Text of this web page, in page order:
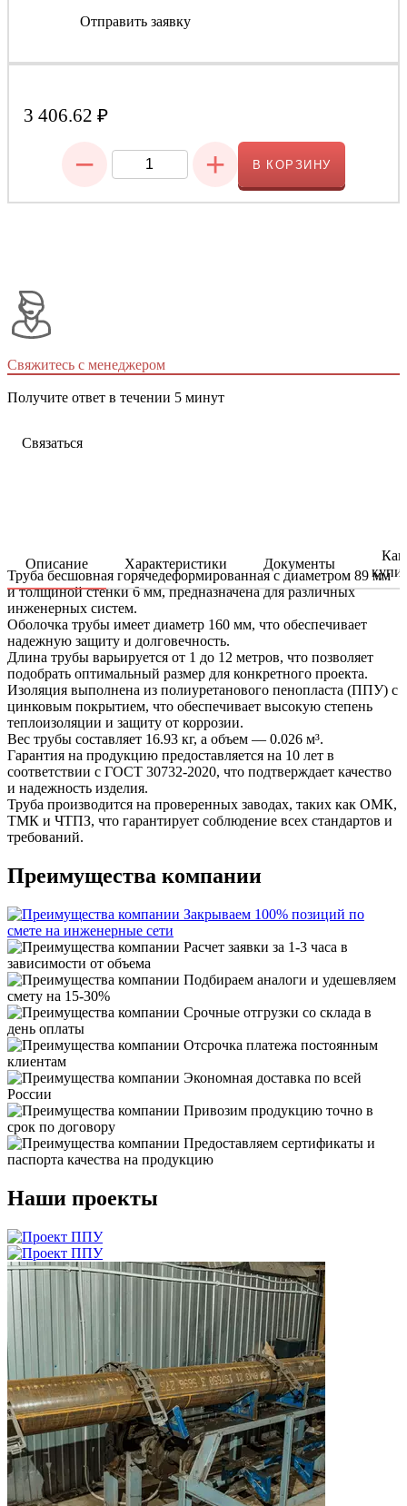
Отправить заявку
3 406.62 ₽
− + В КОРЗИНУ
Свяжитесь с менеджером
Получите ответ в течении 5 минут
Связаться
Описание Характеристики Документы
Как
Труба бесшовная горячедеформированная с диаметром 89 мм
и толщиной стенки 6 мм, предназначена для различных
инженерных систем.
Оболочка трубы имеет диаметр 160 мм, что обеспечивает
надежную защиту и долговечность.
Длина трубы варьируется от 1 до 12 метров, что позволяет
подобрать оптимальный размер для конкретного проекта.
Изоляция выполнена из полиуретанового пенопласта (ППУ) с
цинковым покрытием, что обеспечивает высокую степень
теплоизоляции и защиту от коррозии.
Вес трубы составляет 16.93 кг, а объем — 0.026 м³.
Гарантия на продукцию предоставляется на 10 лет в
соответствии с ГОСТ 30732-2020, что подтверждает качество
и надежность изделия.
Труба производится на проверенных заводах, таких как ОМК,
ТМК и ЧТПЗ, что гарантирует соблюдение всех стандартов и
требований.
Преимущества компании
Закрываем 100% позиций по
смете на инженерные сети
Расчет заявки за 1-3 часа в
зависимости от объема
Подбираем аналоги и удешевляем
смету на 15-30%
Срочные отгрузки со склада в
день оплаты
Отсрочка платежа постоянным
клиентам
Экономная доставка по всей
России
Привозим продукцию точно в
срок по договору
Предоставляем сертификаты и
паспорта качества на продукцию
Наши проекты